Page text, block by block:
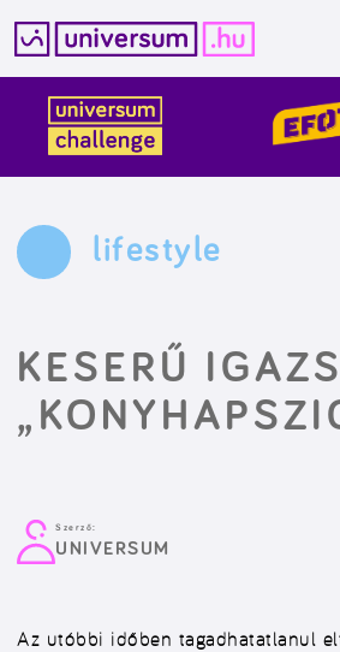
tartalomba
lifestyle
KESERŰ
Szerző:
UNIVERSUM
Az utóbbi időben tagadhatatlanul